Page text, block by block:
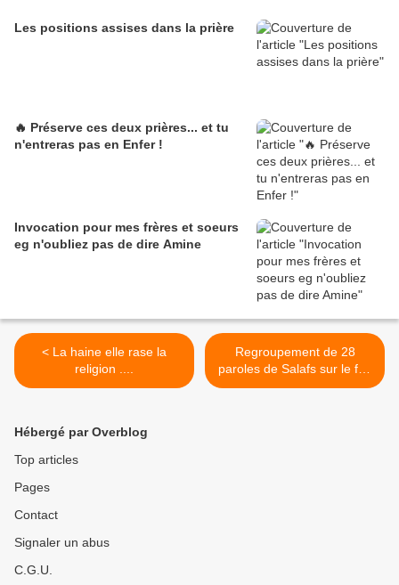
Les positions assises dans la prière
🔥 Préserve ces deux prières... et tu
n'entreras pas en Enfer !
Invocation pour mes frères et soeurs
eg n'oubliez pas de dire Amine
< La haine elle rase la
religion ....
Regroupement de 28
paroles de Salafs sur le fait
de tenir sa langue. >
Hébergé par Overblog
Top articles
Pages
Contact
Signaler un abus
C.G.U.